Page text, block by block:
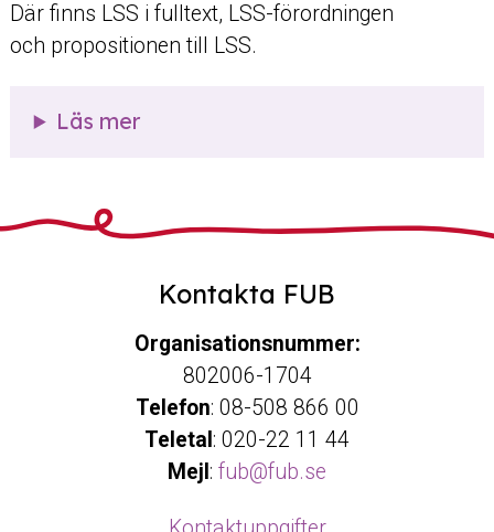
Där finns LSS i fulltext, LSS-förordningen
och propositionen till LSS.
Läs mer
Kontakta FUB
Organisationsnummer:
802006-1704
Telefon: 08-508 866 00
Teletal : 020-22 11 44
Mejl : fub@fub.se